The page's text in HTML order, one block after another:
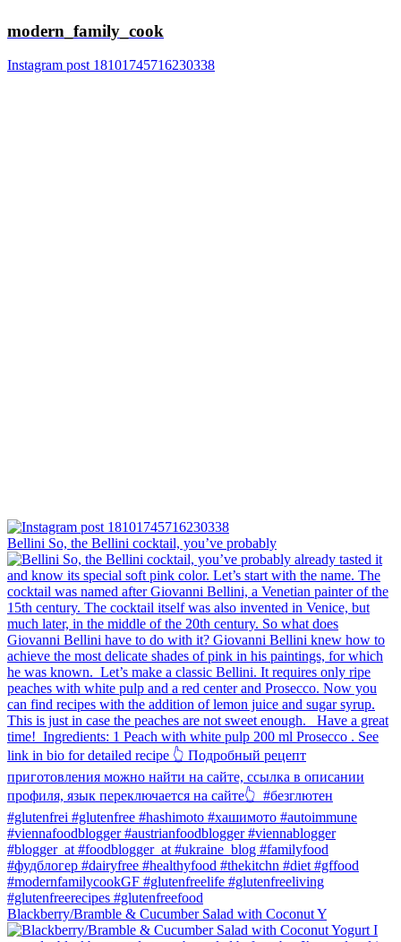
modern_family_cook
Instagram post 18101745716230338
Bellini⁠ So, the Bellini cocktail, you’ve probably
Blackberry/Bramble & Cucumber Salad with Coconut Y